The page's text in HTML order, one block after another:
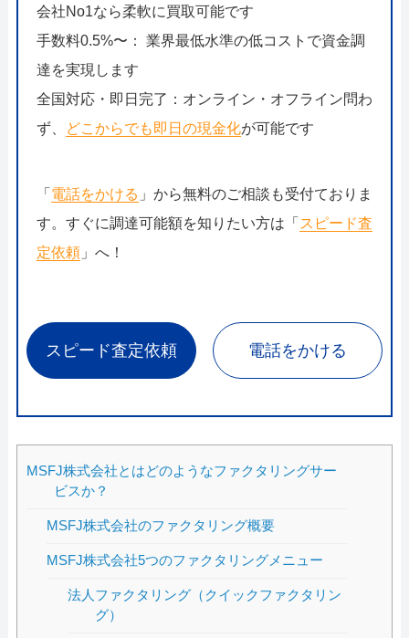
会社No1なら柔軟に買取可能です
手数料0.5%〜： 業界最低水準の低コストで資金調
達を実現します
全国対応・即日完了：オンライン・オフライン問わ
ず、
どこからでも即日の現金化が可能です
「 電話をかける 」から無料のご相談も受付ておりま
す。すぐに調達可能額を知りたい方は「 スピード査
定依頼」へ！
スピード査定依頼 電話をかける
MSFJ株式会社とはどのようなファクタリングサー
ビスか？
MSFJ株式会社のファクタリング概要
MSFJ株式会社5つのファクタリングメニュー
法人ファクタリング（クイックファクタリン
グ）